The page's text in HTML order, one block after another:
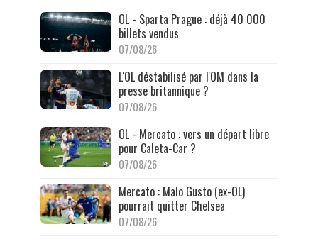
OL - Sparta Prague : déjà 40 000
billets vendus
07/08/26
L'OL déstabilisé par l'OM dans la
presse britannique ?
07/08/26
OL - Mercato : vers un départ libre
pour Caleta-Car ?
07/08/26
Mercato : Malo Gusto (ex-OL)
pourrait quitter Chelsea
07/08/26